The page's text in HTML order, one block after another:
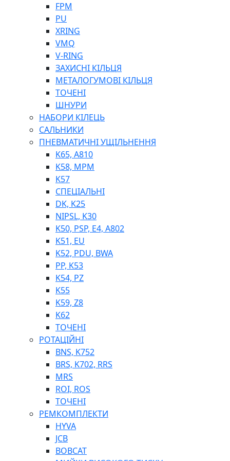
ШЛАНГИ, ТРУБКИ
ШПРИЦИ МАСТИЛЬНІ
ТОСОЛ, АНТИФРИЗ
ОЛИВА-ПАЛИВО
ПОВІТРЯ-ВОДА
ДЛЯ ЗВАРЮВАННЯ
НАПІРНО-ВСМОКТУЮЧІ
ФІЛЬТРИ ДЛЯ ПАЛЬНОГО
ПІДДОНИ ДЛЯ БОЧОК
МОДУЛЬНІ АЗС
МЕТРОЛОГІЧНЕ ОБЛАДНАННЯ
ЛІЧИЛЬНИКИ І ВИТРАТОМІРИ ДЛЯ ПАЛЬНОГО
КОТУШКИ ДЛЯ ШЛАНГІВ
НАСОСИ ДЛЯ ПАЛЬНОГО
МОБІЛЬНІ КОЛОНКИ ТА КОМПЛЕКТИ ЗАПРАВКИ
СТАЦІОНАРНІ КОЛОНКИ
ПІСТОЛЕТИ
КОМПЛЕКТУЮЧІ ДЛЯ РУКАВІВ ВИСОКОГО ТИСКУ
FPM
PU
XRING
VMQ
V-RING
ЗАХИСНІ КІЛЬЦЯ
МЕТАЛОГУМОВІ КІЛЬЦЯ
ТОЧЕНІ
ШНУРИ
НАБОРИ КІЛЕЦЬ
САЛЬНИКИ
ПНЕВМАТИЧНІ УЩІЛЬНЕННЯ
K65, A810
K58, MPM
K57
СПЕЦІАЛЬНІ
DK, K25
NIPSL, K30
K50, PSP, E4, A802
K51, EU
K52, PDU, BWA
PP, K53
K54, PZ
K55
K59, Z8
K62
ТОЧЕНІ
РОТАЦІЙНІ
BNS, K752
BRS, K702, RRS
MRS
ROI, ROS
ТОЧЕНІ
РЕМКОМПЛЕКТИ
HYVA
JCB
BOBCAT